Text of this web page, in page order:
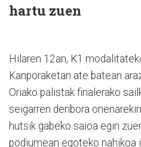
hartu zuen
Hilaren 12an, K1
Kanporaketan ate batean
Oriako palistak finalerako
seigarren denbora
hutsik gabeko saioa egin
podiumean egoteko nahikoa